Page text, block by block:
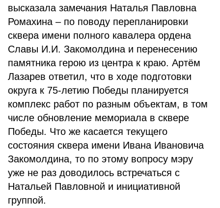
высказала замечания Наталья Павловна
Ромахина – по поводу перепланировки
сквера имени полного кавалера ордена
Славы И.И. Закомолдина и перенесению
памятника герою из центра к краю. Артём
Лазарев ответил, что в ходе подготовки
округа к 75-летию Победы планируется
комплекс работ по разным объектам, в том
числе обновление мемориала в сквере
Победы. Что же касается текущего
состояния сквера имени Ивана Ивановича
Закомолдина, то по этому вопросу мэру
уже не раз доводилось встречаться с
Натальей Павловной и инициативной
группой.